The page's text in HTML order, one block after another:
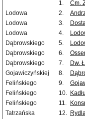
1.
Cm.
Lodowa
2.
Lodowa
3.
Lodowa
4.
Dąbrowskiego
5.
Dąbrowskiego
6.
Dąbrowskiego
7. Dw.
Gojawiczyńskiej
8.
Felińskiego
9.
Felińskiego
10.
Felińskiego
11.
Tatrzańska
12.